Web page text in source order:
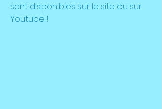
sont disponibles sur le site ou sur
Youtube !